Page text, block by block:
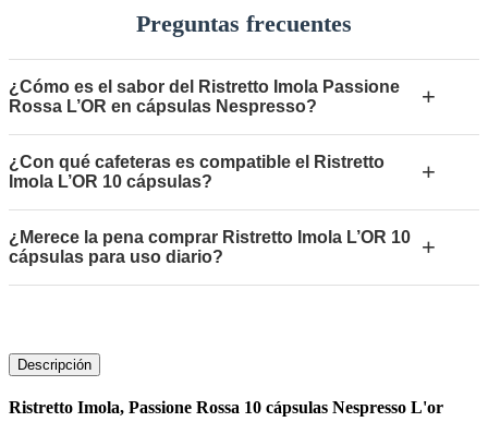
Preguntas frecuentes
¿Cómo es el sabor del Ristretto Imola Passione
Rossa L’OR en cápsulas Nespresso?
+
¿Con qué cafeteras es compatible el Ristretto
Imola L’OR 10 cápsulas?
+
¿Merece la pena comprar Ristretto Imola L’OR 10
cápsulas para uso diario?
+
Descripción
Ristretto Imola, Passione Rossa 10 cápsulas Nespresso L'or